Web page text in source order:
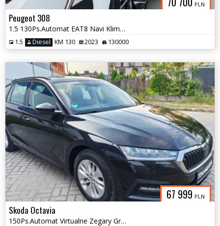
PLN
Peugeot 308
1.5 130Ps.Automat EAT8 Navi Klimatronic Grzane Fotele 2023
1.5 Diesel KM 130 2023 130000
67 999 PLN
Skoda Octavia
150Ps.Automat Virtualne Zegary GrzanaFotele Navi Serwis 2022